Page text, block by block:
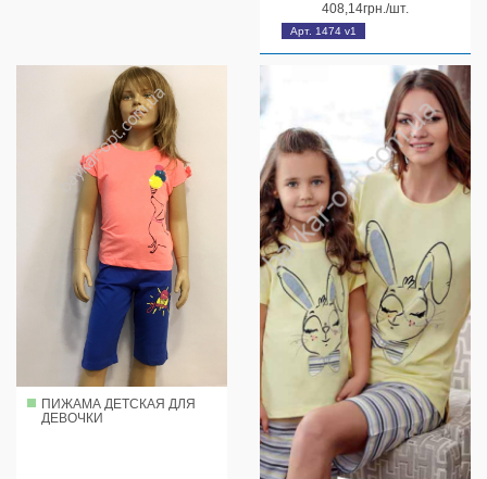
Арт. 1474 v1
408,14грн./шт.
ПИЖАМА ДЕТСКАЯ ДЛЯ
ДЕВОЧКИ